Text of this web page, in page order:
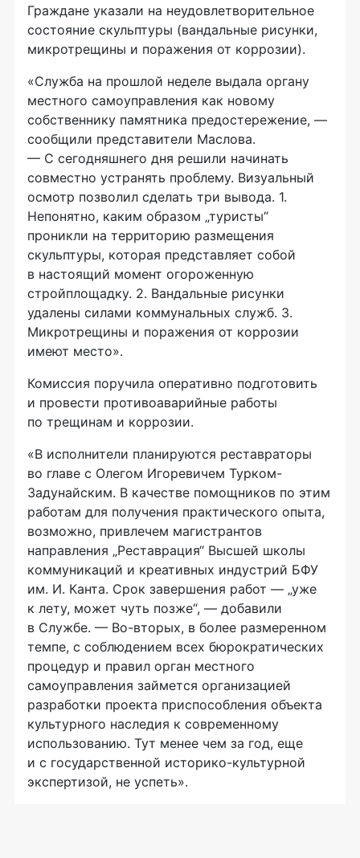
Граждане указали на неудовлетворительное
состояние скульптуры (вандальные рисунки,
микротрещины и поражения от коррозии).
«Служба на прошлой неделе выдала органу
местного самоуправления как новому
собственнику памятника предостережение, —
сообщили представители Маслова.
— С сегодняшнего дня решили начинать
совместно устранять проблему. Визуальный
осмотр позволил сделать три вывода. 1.
Непонятно, каким образом „туристы“
проникли на территорию размещения
скульптуры, которая представляет собой
в настоящий момент огороженную
стройплощадку. 2. Вандальные рисунки
удалены силами коммунальных служб. 3.
Микротрещины и поражения от коррозии
имеют место».
Комиссия поручила оперативно подготовить
и провести противоаварийные работы
по трещинам и коррозии.
«В исполнители планируются реставраторы
во главе с Олегом Игоревичем Турком-
Задунайским. В качестве помощников по этим
работам для получения практического опыта,
возможно, привлечем магистрантов
направления „Реставрация“ Высшей школы
коммуникаций и креативных индустрий БФУ
им. И. Канта. Срок завершения работ — „уже
к лету, может чуть позже“, — добавили
в Службе. — Во-вторых, в более размеренном
темпе, с соблюдением всех бюрократических
процедур и правил орган местного
самоуправления займется организацией
разработки проекта приспособления объекта
культурного наследия к современному
использованию. Тут менее чем за год, еще
и с государственной историко-культурной
экспертизой, не успеть».